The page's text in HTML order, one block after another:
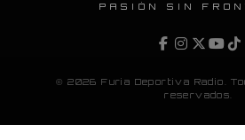
PASIÓN SIN
© 2026 Furia Deportiva Radio.
reservados.